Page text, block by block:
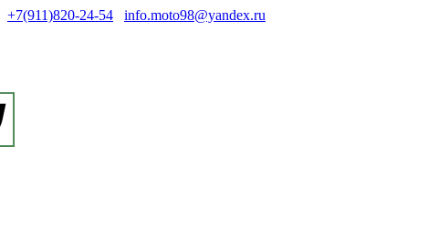
+7(911)820-24-54 info.moto98@yandex.ru